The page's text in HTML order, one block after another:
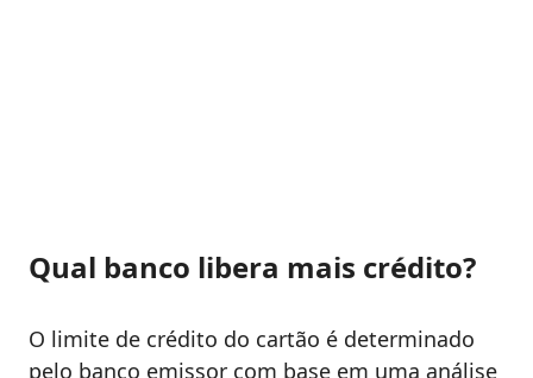
Qual banco libera mais crédito?
O limite de crédito do cartão é determinado
pelo banco emissor com base em uma análise